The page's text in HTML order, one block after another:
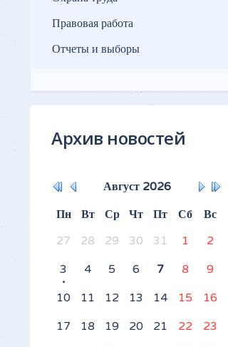
Правовая работа
Отчеты и выборы
Архив новостей
Август 2026
Пн
Вт Ср Чт Пт Сб
Вс
27
28 29 30 31 1
2
3
4 5 6 7 8
9
10
11 12 13 14 15
16
17
18 19 20 21 22
23